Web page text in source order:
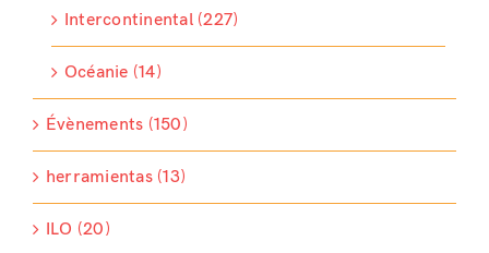
Intercontinental (227)
Océanie (14)
Évènements (150)
herramientas (13)
ILO (20)